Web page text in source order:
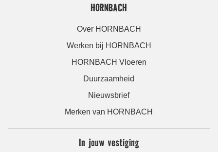
HORNBACH
Over HORNBACH
Werken bij HORNBACH
HORNBACH Vloeren
Duurzaamheid
Nieuwsbrief
Merken van HORNBACH
In jouw vestiging